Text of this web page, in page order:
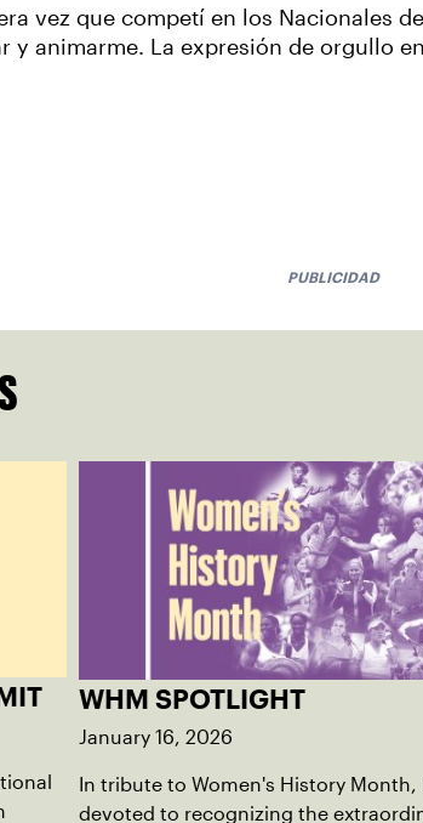
vez que competí en los Nacionales
animarme. La expresión de orgullo
PUBLICIDAD
WHM SPOTLIGHT
January 16, 2026
In tribute to Women's History Month,
devoted to recognizing the